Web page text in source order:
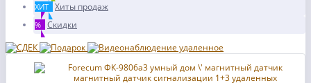
ХИТ Хиты продаж
% Скидки